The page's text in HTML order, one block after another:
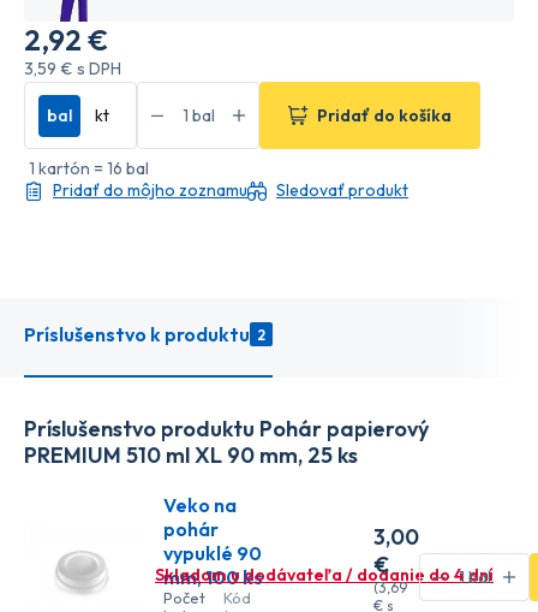
2,92 €
3,59 € s DPH
bal kt Pridať do košíka
1 kartón = 16 bal
Pridať do môjho zoznamu
Sledovať produkt
Príslušenstvo k produktu 2
Príslušenstvo produktu Pohár papierový
PREMIUM 510 ml XL 90 mm, 25 ks
Veko na
pohár
vypuklé 90
mm, 100 ks
Počet
Kód
Skladom u dodávateľa / dodanie do 4 dní
3,00
€
(3,69
€ s